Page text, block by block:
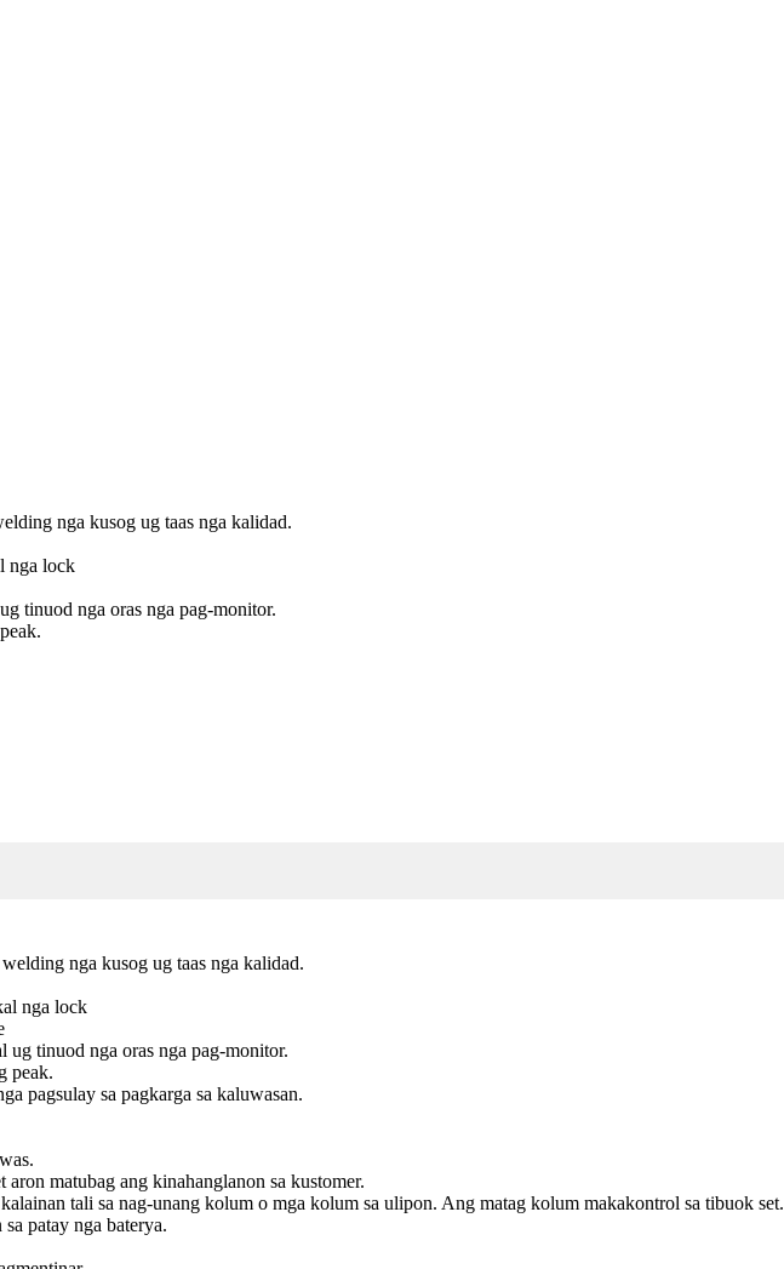
nga kusog ug taas nga kalidad.
nga lock
tinuod nga oras nga pag-monitor.
nga kusog ug taas nga kalidad.
nga lock
ug tinuod nga oras nga pag-monitor.
peak.
pagsulay sa pagkarga sa kaluwasan.
matubag ang kinahanglanon sa kustomer.
tali sa nag-unang kolum o mga kolum sa ulipon. Ang matag kolum makakontrol sa tibuok set.
patay nga baterya.